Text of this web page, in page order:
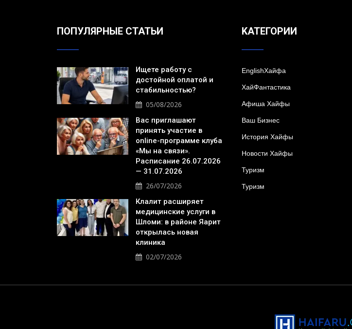
ПОПУЛЯРНЫЕ СТАТЬИ
Ищете работу с
достойной оплатой и
стабильностью?
05/08/2026
Вас приглашают
принять участие в
online-программе клуба
«Мы на связи».
Расписание 26.07.2026
— 31.07.2026
26/07/2026
Клалит расширяет
медицинские услуги в
Шломи: в районе Яарит
открылась новая
клиника
02/07/2026
KАТЕГОРИИ
EnglishХайфа
XайФантастика
Афиша Хайфы
Ваш Бизнес
История Хайфы
Новости Хайфы
Туризм
Туризм